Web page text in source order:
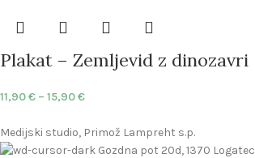
Plakat – Zemljevid z dinozavri
11,90€ – 15,90€
Medijski studio, Primož Lampreht s.p.
Gozdna pot 20d, 1370 Logatec